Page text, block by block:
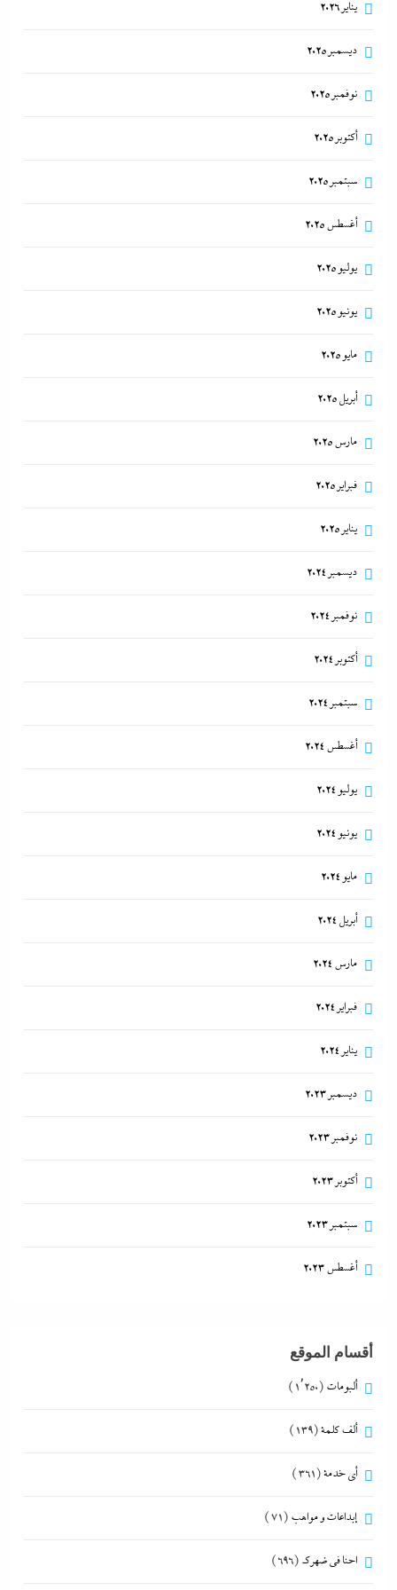
يناير 2026
ديسمبر 2025
نوفمبر 2025
أكتوبر 2025
سبتمبر 2025
أغسطس 2025
يوليو 2025
يونيو 2025
مايو 2025
أبريل 2025
مارس 2025
فبراير 2025
يناير 2025
ديسمبر 2024
نوفمبر 2024
أكتوبر 2024
سبتمبر 2024
أغسطس 2024
يوليو 2024
يونيو 2024
مايو 2024
أبريل 2024
مارس 2024
فبراير 2024
يناير 2024
ديسمبر 2023
نوفمبر 2023
أكتوبر 2023
سبتمبر 2023
أغسطس 2023
أقسام الموقع
ألبومات (1٬250)
ألف كلمة(139)
أي خدمة(361)
إبداعات و مواهب (71)
احنا في ضهرك (696)